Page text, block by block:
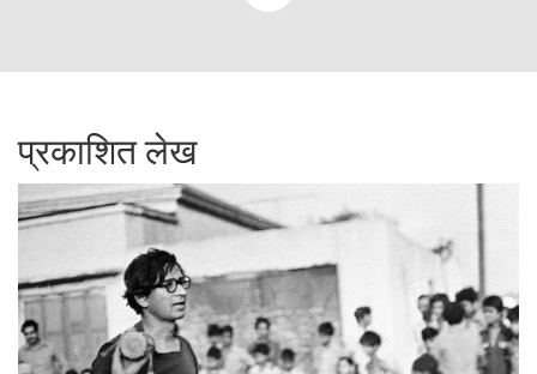
प्रकाशित लेख